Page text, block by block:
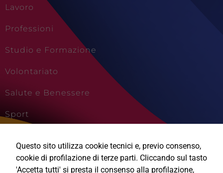
Lavoro
Professioni
Studio e Formazione
Volontariato
Salute e Benessere
Sport
Viaggi e Vacanze
Questo sito utilizza cookie tecnici e, previo consenso,
cookie di profilazione di terze parti. Cliccando sul tasto
'Accetta tutti' si presta il consenso alla profilazione,